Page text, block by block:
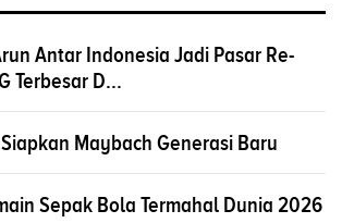
Antar Indonesia Jadi Pasar Re-
Terbesar D...
Maybach Generasi Baru
Sepak Bola Termahal Dunia 2026